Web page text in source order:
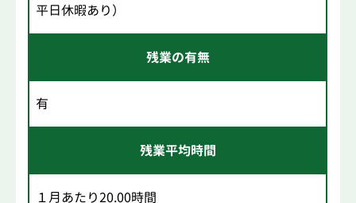
平日休暇あり）
残業の有無
有
残業平均時間
１月あたり20.00時間